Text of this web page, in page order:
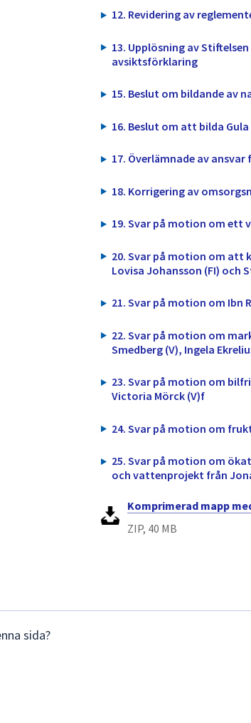
12. Revidering av
13. Upplösning av
avsiktsförklaring
15. Beslut om bildande av
16. Beslut om att bilda
17. Överlämnade av
18. Korrigering av
19. Svar på motion om ett
20. Svar på motion om att
Lovisa Johansson (FI) och
21. Svar på motion om Ibn
22. Svar på motion om
Smedberg (V), Ingela
23. Svar på motion om
Victoria Mörck (V)f
24. Svar på motion om
25. Svar på motion om
och vattenprojekt från
Komprimerad mapp
ZIP, 40 MB
sida?